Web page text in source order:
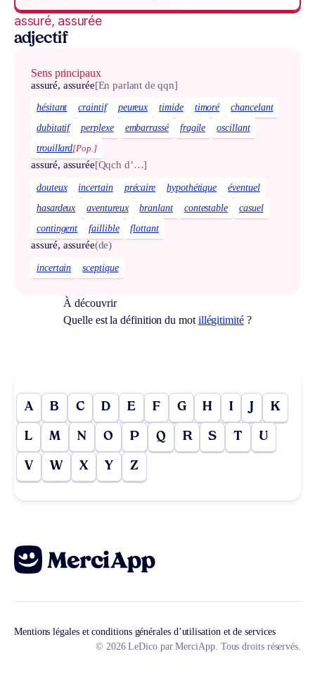
assuré, assurée
adjectif
Sens principaux
assuré, assurée[En parlant de qqn]
hésitant craintif peureux timide timoré
chancelant
dubitatif
perplexe embarrassé fragile
oscillant
trouillard[Pop.]
assuré, assurée[Qqch d’…]
douteux incertain précaire hypothétique
éventuel
hasardeux
aventureux branlant contestable
casuel
contingent
faillible flottant
assuré, assurée(de)
incertain sceptique
À découvrir
Quelle est la définition du mot illégitimité?
A B C D E F G H I J K
L M N O P Q R S T U
V W X Y Z
Mentions légales et conditions générales d’utilisation et de services
© 2026 LeDico par MerciApp. Tous droits réservés.